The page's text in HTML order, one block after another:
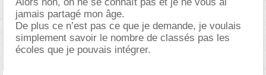
jamais partagé mon âge.
De plus ce n’est pas ce que je demande, je voulais
simplement savoir le nombre de classés pas les
écoles que je pouvais intégrer.